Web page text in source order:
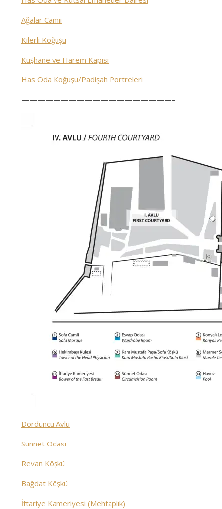
Ağalar Camii
Kilerli Koğuşu
Kuşhane ve Harem Kapısı
Has Oda Koğuşu/Padişah Portreleri
———————————————————–
Dördüncü Avlu
Sünnet Odası
Revan Köşkü
Bağdat Köşkü
İftariye Kameriyesi (Mehtaplık)